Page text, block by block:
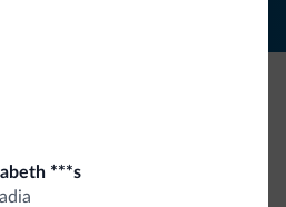
***s
nuova collezione